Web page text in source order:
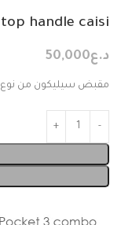
top handle caisi
د.ع50,000
مقبض سيليكون من نوع Ale